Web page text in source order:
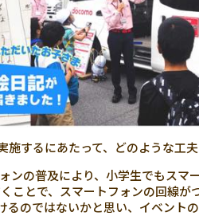
施するにあたって、どのような工
ンの普及により、小学生でもス
ことで、スマートフォンの回線
るのではないかと思い、イベント